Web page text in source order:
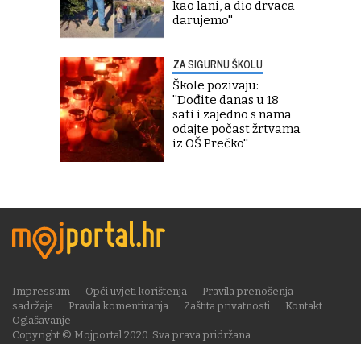
kao lani, a dio drvaca
darujemo''
ZA SIGURNU ŠKOLU
Škole pozivaju:
''Dođite danas u 18
sati i zajedno s nama
odajte počast žrtvama
iz OŠ Prečko''
Copyright © Mojportal 2020. Sva prava pridržana.
Impressum Opći uvjeti korištenja
Pravila prenošenja
sadržaja
Pravila komentiranja Zaštita privatnosti
Kontakt
Oglašavanje